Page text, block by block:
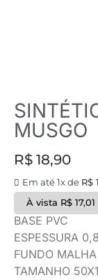
MUSGO
R$ 18,90
Em até 1x de R$
À vista R$17,01
BASE PVC
ESPESSURA
FUNDO
TAMANHO